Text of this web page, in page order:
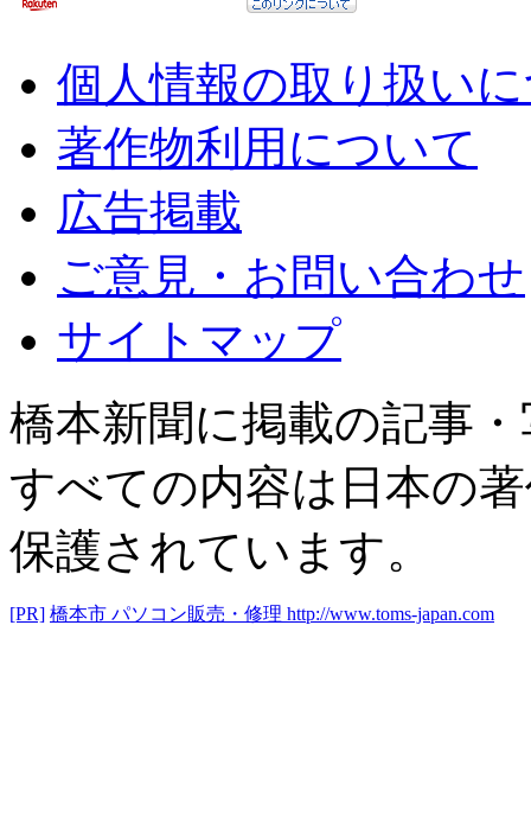
個人情報の取り扱い
著作物利用について
広告掲載
ご意見・お問い合わせ
サイトマップ
橋本新聞に掲載の記事
すべての内容は日本の
保護されています。
[PR] 橋本市 パソコン販売・修理 http://www.toms-japan.com